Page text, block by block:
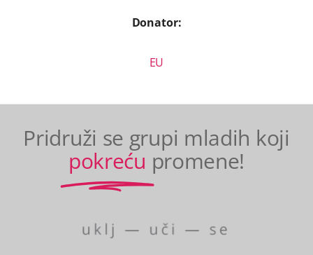
Donator:
EU
Pridruži se grupi mladih koji
pokreću promene!